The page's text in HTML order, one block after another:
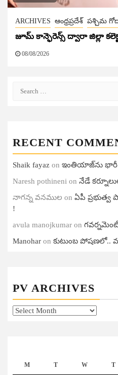
ARCHIVES ఆంధ్రప్రదేశ్ పశ్చిమ
జూమ్ కాన్ఫెరెన్స్ ద్వారా జిల్లా
08/08/2026
RECENT
Shaik fayaz on ఇంతియాజ్​ను భారీ
Naresh pothineni on నేడే
నాగన్న వనముల on ఏపీ ప్ర‌భుత్వ
!
avula manojkumar on
Manohar on కుటుంబ పోషణలో..
PV ARCHIVES
PV
M T W T